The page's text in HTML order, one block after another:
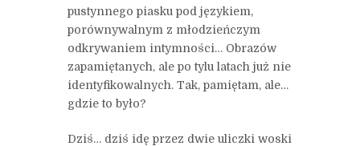
pustynnego piasku pod językiem,
porównywalnym z młodzieńczym
odkrywaniem intymności… Obrazów
zapamiętanych, ale po tylu latach już nie
identyfikowalnych. Tak, pamiętam, ale…
gdzie to było?
Dziś… dziś idę przez dwie uliczki woski